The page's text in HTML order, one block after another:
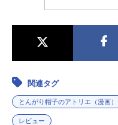
関連タグ
とんがり帽子のアトリエ（漫画）
レビュー